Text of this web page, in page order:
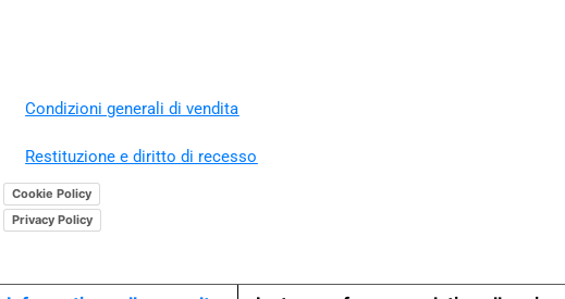
Condizioni generali di vendita
Restituzione e diritto di recesso
Cookie Policy
Privacy Policy